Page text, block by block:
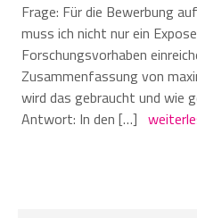
Frage: Für die Bewerbung
muss ich nicht nur ein
Forschungsvorhaben
Zusammenfassung von
wird das gebraucht und wie
Antwort: In den […]